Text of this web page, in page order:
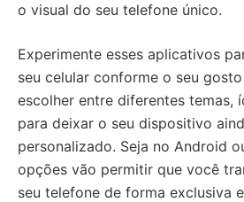
o visual do seu telefone único.
Experimente esses aplicativos
seu celular conforme o seu
escolher entre diferentes temas,
para deixar o seu dispositivo
personalizado. Seja no Android
opções vão permitir que você
seu telefone de forma exclusiva